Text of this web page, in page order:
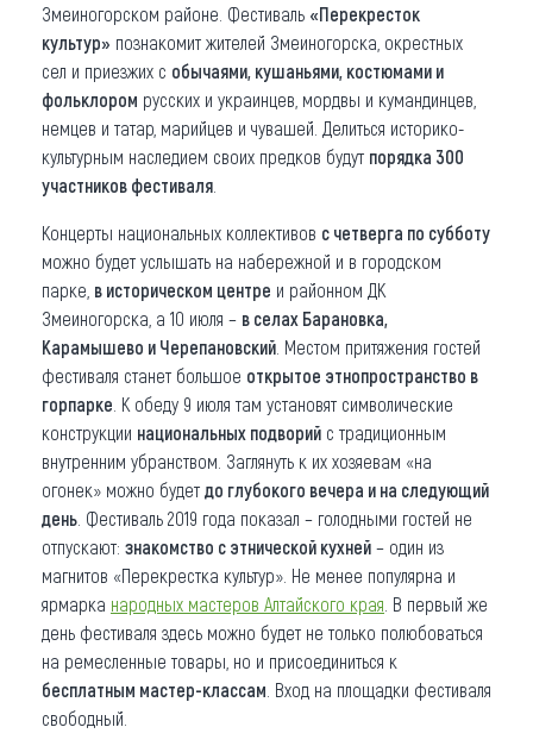
Змеиногорском районе. Фестиваль «Перекресток
культур» познакомит жителей Змеиногорска, окрестных
сел и приезжих с обычаями, кушаньями, костюмами и
фольклором русских и украинцев, мордвы и кумандинцев,
немцев и татар, марийцев и чувашей. Делиться историко-
культурным наследием своих предков будут порядка 300
участников фестиваля
Концерты национальных коллективов с четверга по субботу
можно будет услышать на набережной и в городском
парке, в историческом центре и районном ДК
Змеиногорска, а 10 июля – в селах Барановка,
Карамышево и Черепановский . Местом притяжения гостей
фестиваля станет большое открытое этнопространство в
горпарке . К обеду 9 июля там установят символические
конструкции национальных подворий с традиционным
внутренним убранством. Заглянуть к их хозяевам «на
огонек» можно будет до глубокого вечера и на следующий
день . Фестиваль 2019 года показал – голодными гостей не
отпускают: знакомство с этнической кухней – один из
магнитов «Перекрестка культур». Не менее популярна и
ярмарка народных мастеров Алтайского края . В первый же
день фестиваля здесь можно будет не только полюбоваться
на ремесленные товары, но и присоединиться к
бесплатным мастер-классам . Вход на площадки фестиваля
свободный.